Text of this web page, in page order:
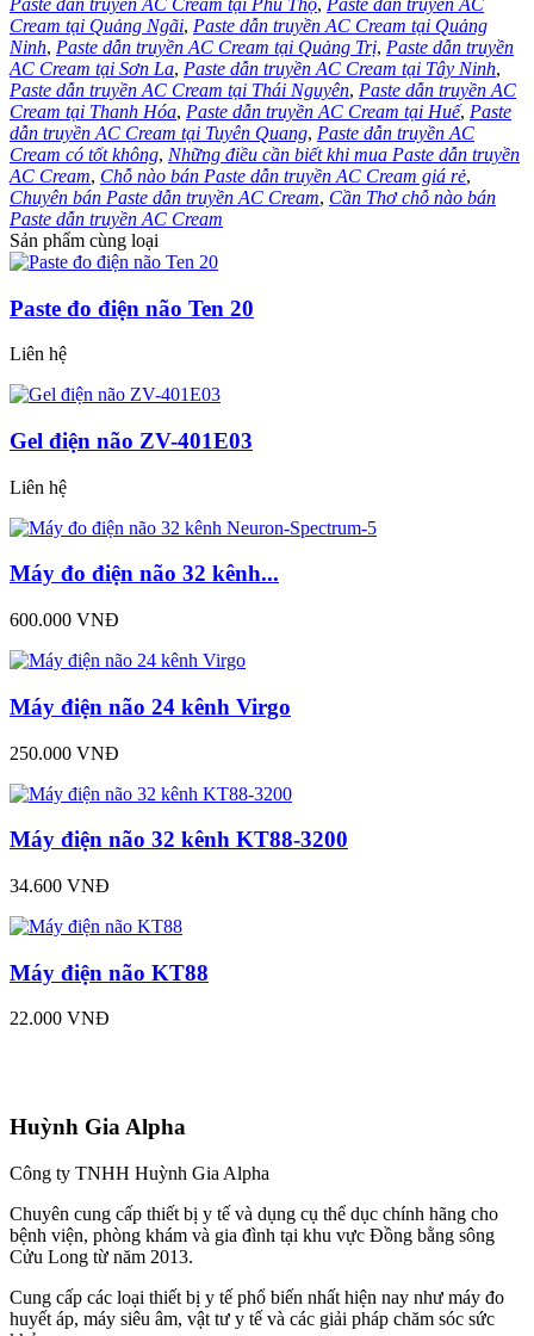
Cream tại Quảng Ngãi, Paste dẫn truyền AC Cream tại Quảng
Ninh, Paste dẫn truyền AC Cream tại Quảng Trị, Paste dẫn truyền
AC Cream tại Sơn La, Paste dẫn truyền AC Cream tại Tây Ninh,
Paste dẫn truyền AC Cream tại Thái Nguyên, Paste dẫn truyền AC
Cream tại Thanh Hóa, Paste dẫn truyền AC Cream tại Huế, Paste
dẫn truyền AC Cream tại Tuyên Quang, Paste dẫn truyền AC
Cream có tốt không, Những điều cần biết khi mua Paste dẫn truyền
AC Cream, Chỗ nào bán Paste dẫn truyền AC Cream giá rẻ,
Chuyên bán Paste dẫn truyền AC Cream, Cần Thơ chỗ nào bán
Paste dẫn truyền AC Cream
Sản phẩm cùng loại
Paste đo điện não Ten 20
Liên hệ
Gel điện não ZV-401E03
Liên hệ
Máy đo điện não 32 kênh...
600.000 VNĐ
Máy điện não 24 kênh Virgo
250.000 VNĐ
Máy điện não 32 kênh KT88-3200
34.600 VNĐ
Máy điện não KT88
22.000 VNĐ
Huỳnh Gia Alpha
Công ty TNHH Huỳnh Gia Alpha
Chuyên cung cấp thiết bị y tế và dụng cụ thể dục chính hãng cho
bệnh viện, phòng khám và gia đình tại khu vực Đồng bằng sông
Cửu Long từ năm 2013.
Cung cấp các loại thiết bị y tế phổ biến nhất hiện nay như máy đo
huyết áp, máy siêu âm, vật tư y tế và các giải pháp chăm sóc sức